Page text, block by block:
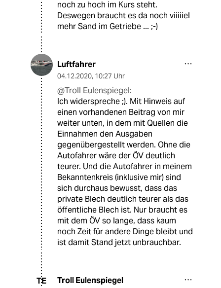
noch zu hoch im Kurs steht.
Deswegen braucht es da noch viiiiiel
mehr Sand im Getriebe ... ;-)
Luftfahrer
04.12.2020, 10:27 Uhr
@Troll Eulenspiegel:
Ich widerspreche ;). Mit Hinweis auf
einen vorhandenen Beitrag von mir
weiter unten, in dem mit Quellen die
Einnahmen den Ausgaben
gegenübergestellt werden. Ohne die
Autofahrer wäre der ÖV deutlich
teurer. Und die Autofahrer in meinem
Bekanntenkreis (inklusive mir) sind
sich durchaus bewusst, dass das
private Blech deutlich teurer als das
öffentliche Blech ist. Nur braucht es
mit dem ÖV so lange, dass kaum
noch Zeit für andere Dinge bleibt und
ist damit Stand jetzt unbrauchbar.
TE Troll Eulenspiegel